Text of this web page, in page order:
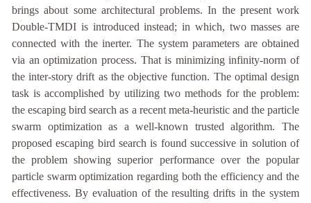
brings about some architectural problems. In the present work
Double-TMDI is introduced instead; in which, two masses are
connected with the inerter. The system parameters are obtained
via an optimization process. That is minimizing infinity-norm of
the inter-story drift as the objective function. The optimal design
task is accomplished by utilizing two methods for the problem:
the escaping bird search as a recent meta-heuristic and the particle
swarm optimization as a well-known trusted algorithm. The
proposed escaping bird search is found successive in solution of
the problem showing superior performance over the popular
particle swarm optimization regarding both the efficiency and the
effectiveness. By evaluation of the resulting drifts in the system